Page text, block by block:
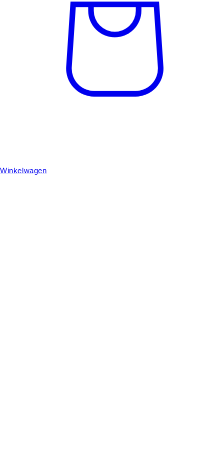
Winkelwagen